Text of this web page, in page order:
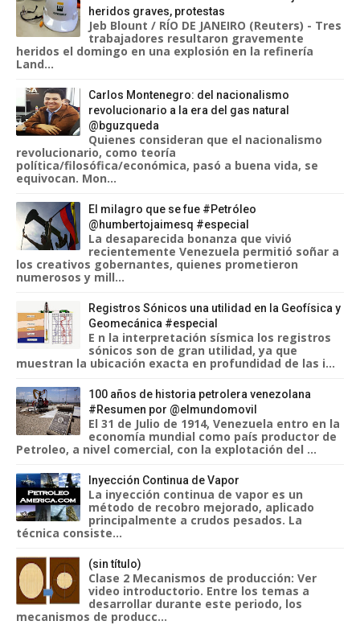
heridos graves, protestas
Jeb Blount / RÍO DE JANEIRO (Reuters) - Tres
trabajadores resultaron gravemente
heridos el domingo en una explosión en la refinería
Land...
Carlos Montenegro: del nacionalismo
revolucionario a la era del gas natural
@bguzqueda
Quienes consideran que el nacionalismo
revolucionario, como teoría
política/filosófica/económica, pasó a buena vida, se
equivocan. Mon...
El milagro que se fue #Petróleo
@humbertojaimesq #especial
La desaparecida bonanza que vivió
recientemente Venezuela permitió soñar a
los creativos gobernantes, quienes prometieron
numerosos y mill...
Registros Sónicos una utilidad en la Geofísica y
Geomecánica #especial
E n la interpretación sísmica los registros
sónicos son de gran utilidad, ya que
muestran la ubicación exacta en profundidad de las i...
100 años de historia petrolera venezolana
#Resumen por @elmundomovil
El 31 de Julio de 1914, Venezuela entro en la
economía mundial como país productor de
Petroleo, a nivel comercial, con la explotación del ...
Inyección Continua de Vapor
La inyección continua de vapor es un
método de recobro mejorado, aplicado
principalmente a crudos pesados. La
técnica consiste...
(sin título)
Clase 2 Mecanismos de producción: Ver
video introductorio. Entre los temas a
desarrollar durante este periodo, los
mecanismos de producc...